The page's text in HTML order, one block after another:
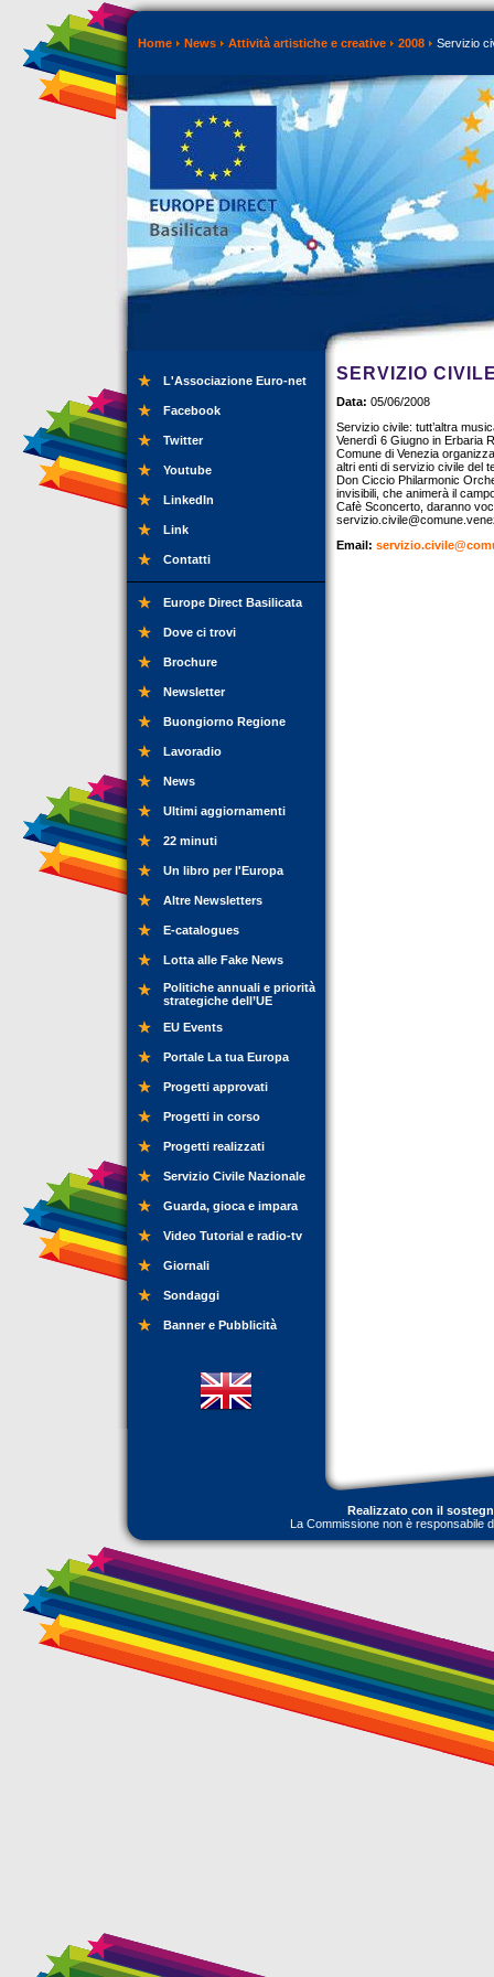
Home News Attività artistiche e creative 2008 Servizio
L'Associazione Euro-net
Facebook
Twitter
Youtube
LinkedIn
Link
Contatti
Europe Direct Basilicata
Dove ci trovi
Brochure
Newsletter
Buongiorno Regione
Lavoradio
News
Ultimi aggiornamenti
22 minuti
Un libro per l'Europa
Altre Newsletters
E-catalogues
Lotta alle Fake News
Politiche annuali e priorità
strategiche dell’UE
EU Events
Portale La tua Europa
Progetti approvati
Progetti in corso
Progetti realizzati
Servizio Civile Nazionale
Guarda, gioca e impara
Video Tutorial e radio-tv
Giornali
Sondaggi
Banner e Pubblicità
SERVIZIO
Data: 05/06/2008
Servizio civile: tutt’altra
Venerdì 6 Giugno in Erbaria
Comune di Venezia
altri enti di servizio civile del
Don Ciccio Philarmonic
invisibili, che animerà il
Cafè Sconcerto, daranno
Email:
Realizzato con il
La Commissione non è responsabile